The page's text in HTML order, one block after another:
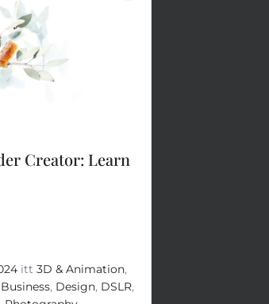
Creator: Learn
itt 3D & Animation,
Business, Design, DSLR,